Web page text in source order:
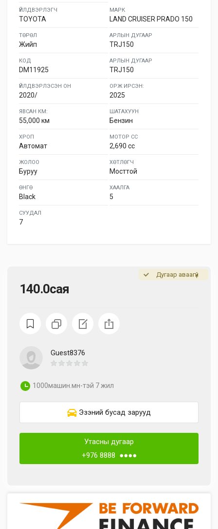
140.0сая
Дугаар аваагүй
Guest8376
1000машин.мн-тэй 7 жил
Эзэний бусад зарууд
Утасны дугаар
+976 8888 ●●●●
ҮЙЛДВЭРЛЭГЧ
TOYOTA
МАРК
LAND CRUISER PRADO 150
ТӨРӨЛ
Жийп
АРЛЫН ДУГААР
TRJ150
КОД
DM11925
АРЛЫН ДУГААР
TRJ150
ҮЙЛДВЭРЛЭСЭН ОН
2020/
ОРЖ ИРСЭН:
2025
ЯВСАН КМ:
55,000 км
ШАТАХУУН
Бензин
ХРОП
Автомат
МОТОР СС
2,690 cc
ЖОЛОО
Буруу
ХӨТЛӨГЧ
Мосттой
ӨНГӨ
Black
ХААЛГА
5
СУУДАЛ
7